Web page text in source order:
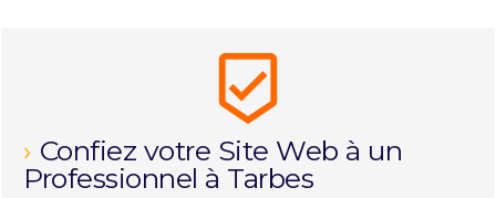
beenhere
Confiez votre Site Web à un
Professionnel à Tarbes​